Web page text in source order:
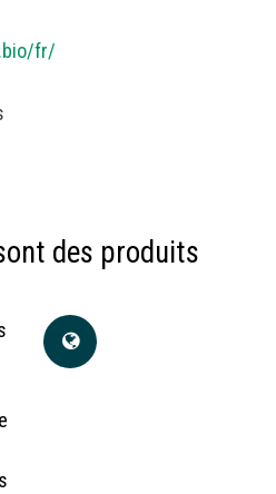
fr/
des produits